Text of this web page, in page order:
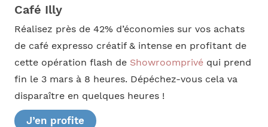
Café Illy
Réalisez près de 42% d’économies sur vos achats
de café expresso créatif & intense en profitant de
cette opération flash de Showroomprivéqui prend
fin le 3 mars à 8 heures. Dépéchez-vous cela va
disparaître en quelques heures !
J’en profite